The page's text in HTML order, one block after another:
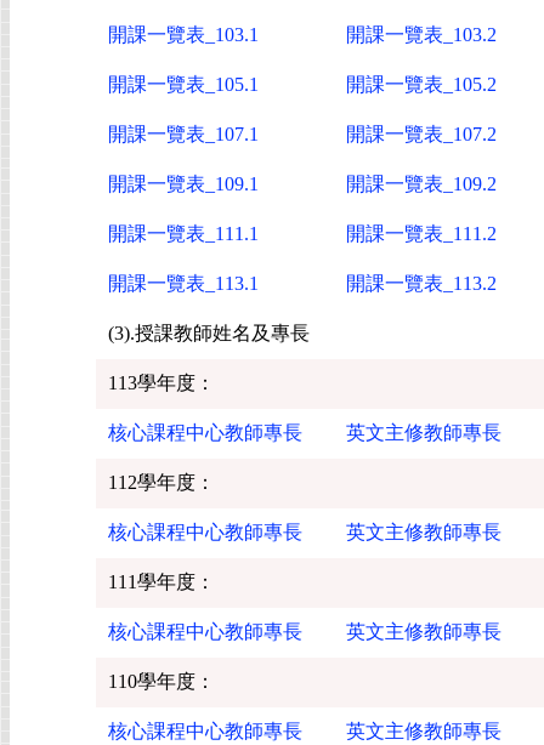
開課一覽表_103.1 開課一覽表_103.2
開課一覽表_105.1 開課一覽表_105.2
開課一覽表_107.1 開課一覽表_107.2
開課一覽表_109.1 開課一覽表_109.2
開課一覽表_111.1 開課一覽表_111.2
開課一覽表_113.1 開課一覽表_113.2
(3).授課教師姓名及專長
113學年度：
核心課程中心教師專長 英文主修教師專長
112學年度：
核心課程中心教師專長 英文主修教師專長
111學年度：
核心課程中心教師專長 英文主修教師專長
110學年度：
核心課程中心教師專長 英文主修教師專長